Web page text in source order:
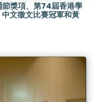
獎項、第74屆香港學
文徵文比賽冠軍和黃